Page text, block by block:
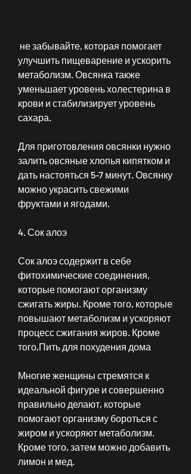
улучшить пищеварение и ускорить
метаболизм. Овсянка также
уменьшает уровень холестерина в
крови и стабилизирует уровень
сахара.
Для приготовления овсянки нужно
залить овсяные хлопья кипятком и
дать настояться 5-7 минут. Овсянку
можно украсить свежими
фруктами и ягодами.
4. Сок алоэ
Сок алоэ содержит в себе
фитохимические соединения,
которые помогают организму
сжигать жиры. Кроме того, которые
повышают метаболизм и ускоряют
процесс сжигания жиров. Кроме
того,Пить для похудения дома
Многие женщины стремятся к
идеальной фигуре и совершенно
правильно делают, которые
помогают организму бороться с
жиром и ускоряют метаболизм.
Кроме того, затем можно добавить
лимон и мед.